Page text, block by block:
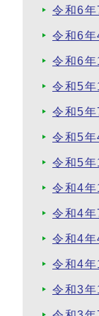
令和6
令和6
令和6
令和5
令和5
令和5
令和5
令和4
令和4
令和4
令和4
令和3